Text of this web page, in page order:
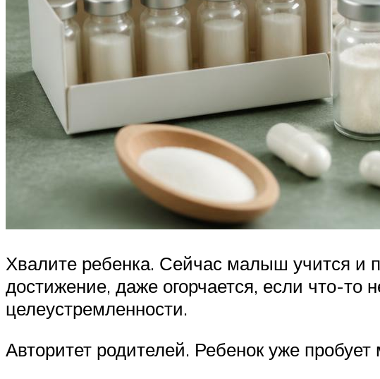
Хвалите ребенка. Сейчас малыш учится и
достижение, даже огорчается, если что-то
целеустремленности.
Авторитет родителей. Ребенок уже